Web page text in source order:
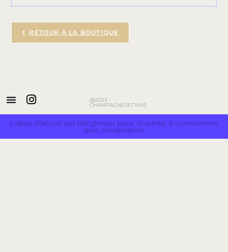
RETOUR À LA BOUTIQUE
@2023 -
CHAMPAGNESETVINS
L'abus d'alcool est dangereux pour la santé, à consommer
avec modération